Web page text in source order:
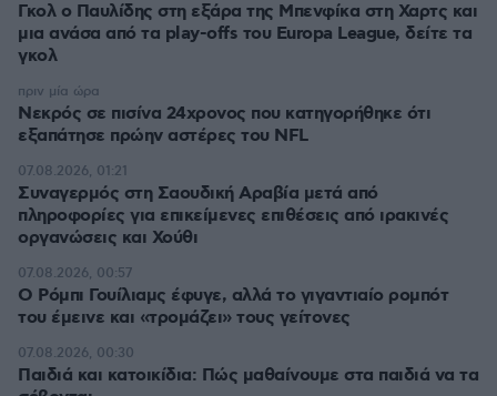
Γκολ ο Παυλίδης στη εξάρα της Μπενφίκα στη Χαρτς και
μια ανάσα από τα play-offs του Europa League, δείτε τα
γκολ
Νεκρός σε πισίνα 24χρονος που κατηγορήθηκε ότι
εξαπάτησε πρώην αστέρες του NFL
πριν μία ώρα
Συναγερμός στη Σαουδική Αραβία μετά από
πληροφορίες για επικείμενες επιθέσεις από ιρακινές
οργανώσεις και Χούθι
07.08.2026, 01:21
Ο Ρόμπι Γουίλιαμς έφυγε, αλλά το γιγαντιαίο ρομπότ
του έμεινε και «τρομάζει» τους γείτονες
07.08.2026, 00:57
Παιδιά και κατοικίδια: Πώς μαθαίνουμε στα παιδιά να τα
07.08.2026, 00:30